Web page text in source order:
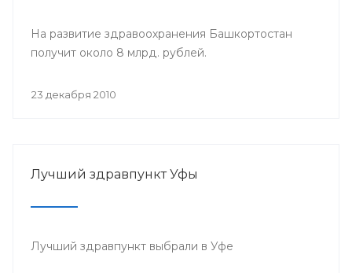
На развитие здравоохранения Башкортостан
получит около 8 млрд. рублей.
23 декабря 2010
Лучший здравпункт Уфы
Лучший здравпункт выбрали в Уфе